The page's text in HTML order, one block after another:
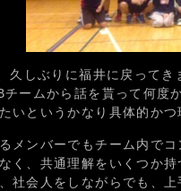
久しぶりに福井に戻って
ームから話を貰って何
いというかなり具体的か
メンバーでもチーム内で
く、共通理解をいくつか
社会人をしながらでも、